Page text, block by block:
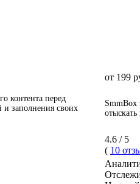
от 199
контента перед
и заполнения своих
SmmBox
4.6 / 5
( 10